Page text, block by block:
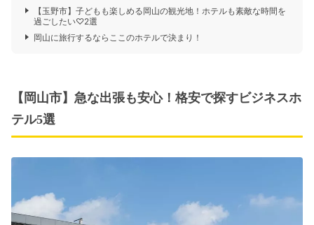
【玉野市】子どもも楽しめる岡山の観光地！ホテルも素敵な時間を
過ごしたい♡2選
岡山に旅行するならここのホテルで決まり！
【岡山市】急な出張も安心！格安で探すビジネスホ
テル5選